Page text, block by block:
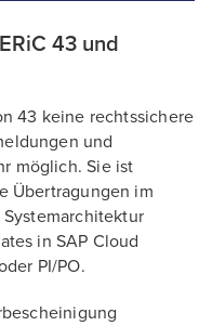
43 und
43 keine rechtssichere
und
möglich. Sie ist
Übertragungen im
in SAP Cloud
PI/PO.